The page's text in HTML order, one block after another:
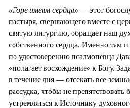
«Горе имеим сердца» — этот
пастыря, свершающего вместе с
святую литургию, обращает наш
собственного сердца. Именно там и
по удостоверению псалмопевца
«полагает восхождение» к Богу.
в течение дня — отсекать все
рассудка, чтобы не препятствовать
устремляться к Источнику